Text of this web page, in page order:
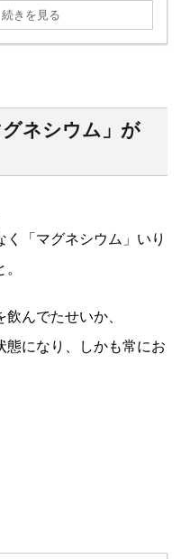
続きを見る
ネシウム」が
「マグネシウム」いり
んでたせいか、
態になり、しかも常にお